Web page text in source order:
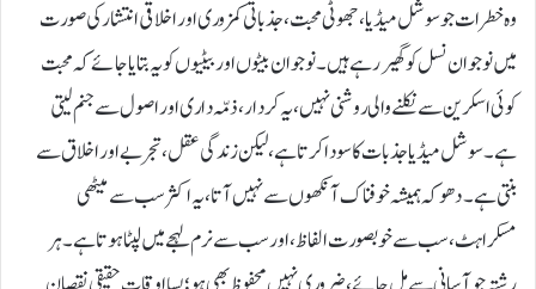
وہ خطرات جو سوشل میڈیا، جھوٹی محبت، جذباتی کمزوری اور اخلاقی انتشار کی صورت
میں نوجوان نسل کو گھیر رہے ہیں۔ نوجوان بیٹوں اور بیٹیوں کو یہ بتایا جائے کہ محبت
کوئی اسکرین سے نکلنے والی روشنی نہیں، یہ کردار، ذمّہ داری اور اصول سے جنم لیتی
ہے۔ سوشل میڈیا جذبات کا سودا کرتا ہے، لیکن زندگی عقل، تجربے اور اخلاق سے
بنتی ہے۔ دھوکہ ہمیشہ خوفناک آنکھوں سے نہیں آتا، یہ اکثر سب سے میٹھی
مسکراہٹ، سب سے خوبصورت الفاظ، اور سب سے نرم لہجے میں لپٹا ہوتا ہے۔ ہر